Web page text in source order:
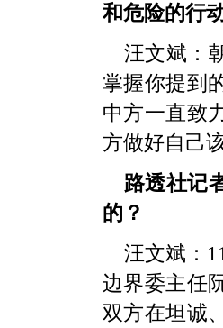
和危险的行
汪文斌：
掌握你提到
中方一直致
方做好自己
路透社记
的？
汪文斌：
边界委主任
双方在坦诚